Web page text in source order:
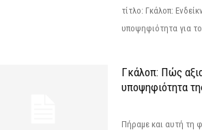
τίτλο: Γκάλοπ:
υποψηφιότητα για
Γκάλοπ: Πώς
υποψηφιότητα
Πήραμε και αυτή τη